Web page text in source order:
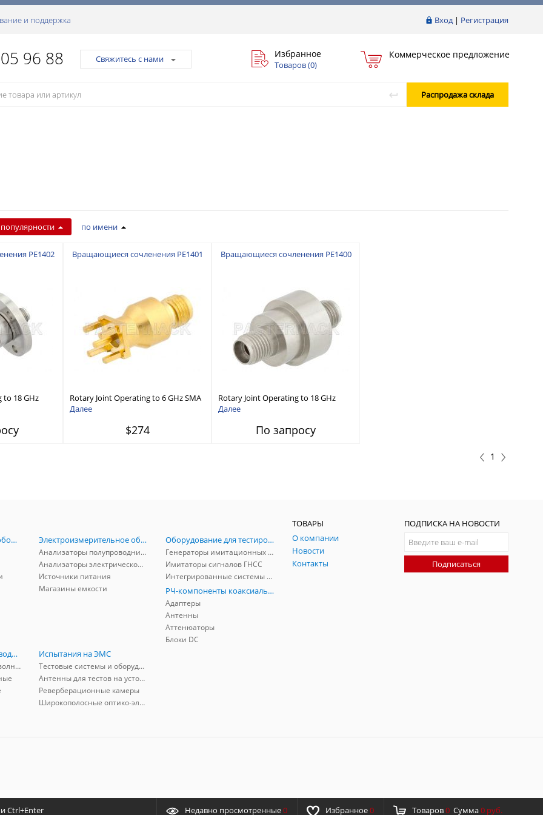
Вход| Регистрация
и поддержка
96 88 Свяжитесь с нами Избранное
Товаров (0)
Коммерческое предложение
Распродажа склада
по имени
PE1402
to 18 GHz
Female
Вращающиеся сочленения PE1401
Rotary Joint Operating to 6 GHz SMA
Female PCB Pin Connectors
Далее
$274
Вращающиеся сочленения PE1400
Rotary Joint Operating to 18 GHz
2.92mm Female 2.92mm Female
Далее
По запросу
1
Радиоизмерительное оборудование
Электроизмерительное оборудование
Анализаторы полупроводников
Анализаторы электрической мощности
Источники питания
Магазины емкости
Оборудование для тестирования и симуляции ГНСС
Генераторы имитационных и заградительных помех
Имитаторы сигналов ГНСС
Интегрированные системы защиты от ГНСС-помех
РЧ-компоненты коаксиальные
Адаптеры
Антенны
Аттенюаторы
Блоки DC
РЧ-компоненты волноводные
Адаптеры коаксиально-волноводные
Испытания на ЭМС
Тестовые системы и оборудование
Антенны для тестов на устойчивость к ЭМП
Реверберационные камеры
Широкополосные оптико-электрические линии
ТОВАРЫ
О компании
Новости
Контакты
ПОДПИСКА НА НОВОСТИ
Подписаться
Ctrl+Enter Недавно просмотренные0 Избранное0 Товаров0 Сумма0 руб.